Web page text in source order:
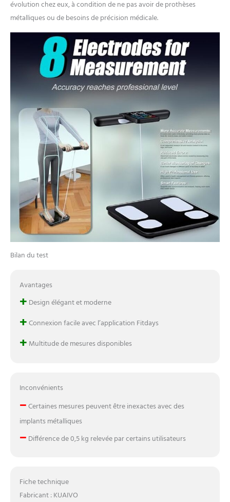
évolution chez eux, à condition de ne pas avoir de prothèses
métalliques ou de besoins de précision médicale.
Bilan du test
Avantages
+ Design élégant et moderne
+Connexion facile avec l’application Fitdays
+ Multitude de mesures disponibles
Inconvénients
–Certaines mesures peuvent être inexactes avec des
implants métalliques
– Différence de 0,5 kg relevée par certains utilisateurs
Fiche technique
Fabricant : KUAIVO